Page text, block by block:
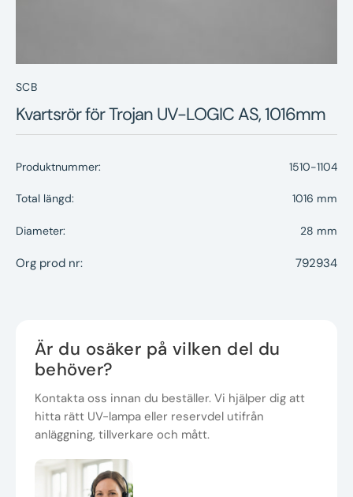
SCB
Kvartsrör för Trojan UV-LOGIC AS, 1016mm
Produktnummer: 1510-1104
Total längd: 1016 mm
Diameter: 28 mm
Org prod nr: 792934
Är du osäker på vilken del du
behöver?
Kontakta oss innan du beställer. Vi hjälper dig att
hitta rätt UV-lampa eller reservdel utifrån
anläggning, tillverkare och mått.